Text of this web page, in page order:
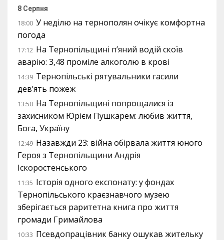
8 Серпня
18:00 У неділю на тернополян очікує комфортна
погода
17:12 На Тернопільщині п’яний водій скоїв
аварію: 3,48 проміле алкоголю в крові
14:39 Тернопільські рятувальники гасили
дев’ять пожеж
13:50 На Тернопільщині попрощалися із
захисником Юрієм Пушкарем: любив життя,
Бога, Україну
12:49 Назавжди 23: війна обірвала життя юного
Героя з Тернопільщини Андрія
Іскоростенського
11:35 Історія одного експонату: у фондах
Тернопільського краєзнавчого музею
зберігається раритетна книга про життя
громади Гримайлова
10:33 Псевдопрацівник банку ошукав жительку